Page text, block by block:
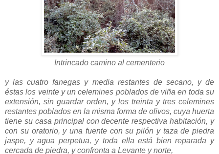
Intrincado camino al cementerio
y las cuatro fanegas y media restantes de secano, y de
éstas los veinte y un celemines poblados de viña en toda su
extensión, sin guardar orden, y los treinta y tres celemines
restantes poblados en la misma forma de olivos, cuya huerta
tiene su casa principal con decente respectiva habitación, y
con su oratorio, y una fuente con su pilón y taza de piedra
jaspe, y agua perpetua, y toda ella está bien reparada y
cercada de piedra, y confronta a Levante y norte,